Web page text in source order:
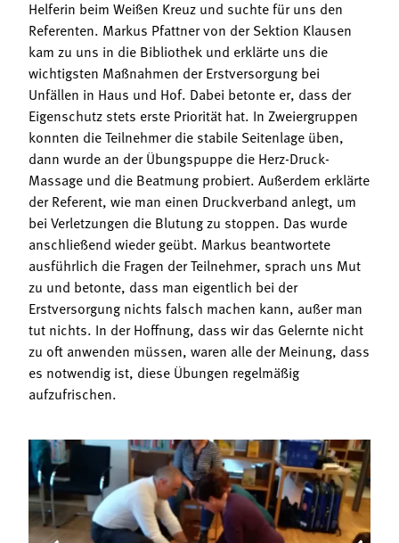
Helferin beim Weißen Kreuz und suchte für uns den
Referenten. Markus Pfattner von der Sektion Klausen
kam zu uns in die Bibliothek und erklärte uns die
wichtigsten Maßnahmen der Erstversorgung bei
Unfällen in Haus und Hof. Dabei betonte er, dass der
Eigenschutz stets erste Priorität hat. In Zweiergruppen
konnten die Teilnehmer die stabile Seitenlage üben,
dann wurde an der Übungspuppe die Herz-Druck-
Massage und die Beatmung probiert. Außerdem erklärte
der Referent, wie man einen Druckverband anlegt, um
bei Verletzungen die Blutung zu stoppen. Das wurde
anschließend wieder geübt. Markus beantwortete
ausführlich die Fragen der Teilnehmer, sprach uns Mut
zu und betonte, dass man eigentlich bei der
Erstversorgung nichts falsch machen kann, außer man
tut nichts. In der Hoffnung, dass wir das Gelernte nicht
zu oft anwenden müssen, waren alle der Meinung, dass
es notwendig ist, diese Übungen regelmäßig
aufzufrischen.